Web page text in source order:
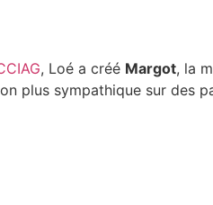
, Loé a créé Margot, la
plus sympathique sur des